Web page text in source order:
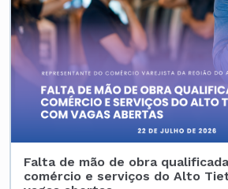
Falta de mão de obra
comércio e serviços do Alto